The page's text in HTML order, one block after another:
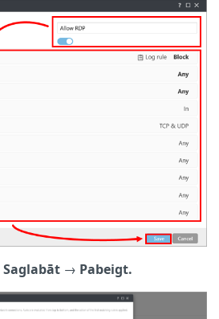
Saglabāt → Pabeigt.